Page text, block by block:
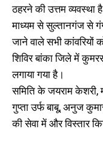
ठहरने की उत्तम
माध्यम से सुल्तानगंज से
जाने वाले सभी कांवरियों
शिविर बांका जिले में
लगाया गया है।
समिति के जयराम केशरी,
गुप्ता उर्फ बाबू, अनुज
की सेवा में और विस्तार